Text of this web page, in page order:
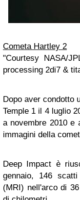
Cometa Hartley 2
"Courtesy NASA/
processing 2di7 &
Dopo aver condotto
Temple 1 il 4 luglio
a novembre 2010 e
immagini della
Deep Impact è
gennaio, 146
(MRI) nell'arco di